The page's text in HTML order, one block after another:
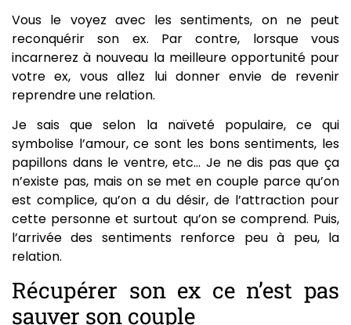
Vous le voyez avec les sentiments, on ne peut
reconquérir son ex. Par contre, lorsque vous
incarnerez à nouveau la meilleure opportunité pour
votre ex, vous allez lui donner envie de revenir
reprendre une relation.
Je sais que selon la naïveté populaire, ce qui
symbolise l’amour, ce sont les bons sentiments, les
papillons dans le ventre, etc… Je ne dis pas que ça
n’existe pas, mais on se met en couple parce qu’on
est complice, qu’on a du désir, de l’attraction pour
cette personne et surtout qu’on se comprend. Puis,
l’arrivée des sentiments renforce peu à peu, la
relation.
Récupérer son ex ce n’est pas
sauver son couple